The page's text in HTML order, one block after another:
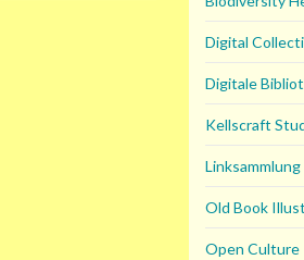
Digital
Digitale
Kellscraft
Old Book
Open Culture